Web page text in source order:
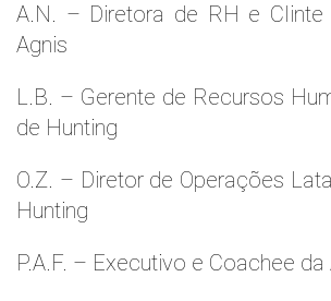
A.N. – Diretora de RH e Clinte
Agnis
L.B. – Gerente de Recursos
de Hunting
O.Z. – Diretor de Operações
Hunting
P.A.F. – Executivo e Coachee da